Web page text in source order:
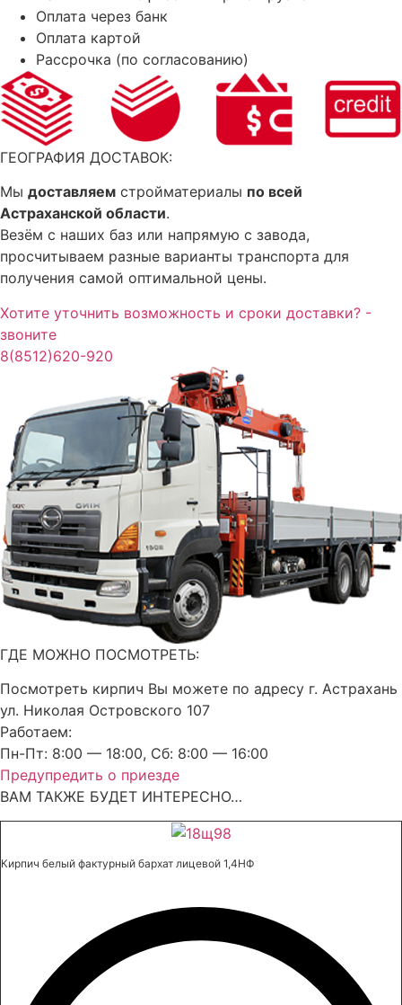
Оплата через банк
Оплата картой
Рассрочка (по согласованию)
ГЕОГРАФИЯ ДОСТАВОК:
Мы доставляем стройматериалы по всей
Астраханской области.
Везём с наших баз или напрямую с завода,
просчитываем разные варианты транспорта для
получения самой оптимальной цены.
Хотите уточнить возможность и сроки доставки? -
звоните
8(8512)620-920
ГДЕ МОЖНО ПОСМОТРЕТЬ:
Посмотреть кирпич Вы можете по адресу г. Астрахань
ул. Николая Островского 107
Работаем:
Пн-Пт: 8:00 — 18:00, Сб: 8:00 — 16:00
Предупредить о приезде
ВАМ ТАКЖЕ БУДЕТ ИНТЕРЕСНО…
Кирпич белый фактурный бархат лицевой 1,4НФ